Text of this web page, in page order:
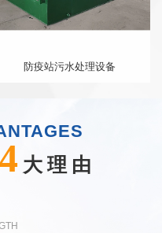
防疫站污水处理设备
大理由